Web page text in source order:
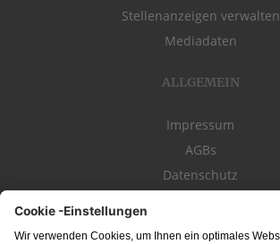
Stellenanzeigen verwalten
Mediadaten
ALLGEMEIN
Impressum
AGBs
Datenschutz